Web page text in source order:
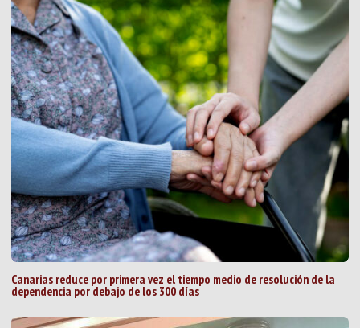
Canarias reduce por primera vez el tiempo medio de resolución de la
dependencia por debajo de los 300 días